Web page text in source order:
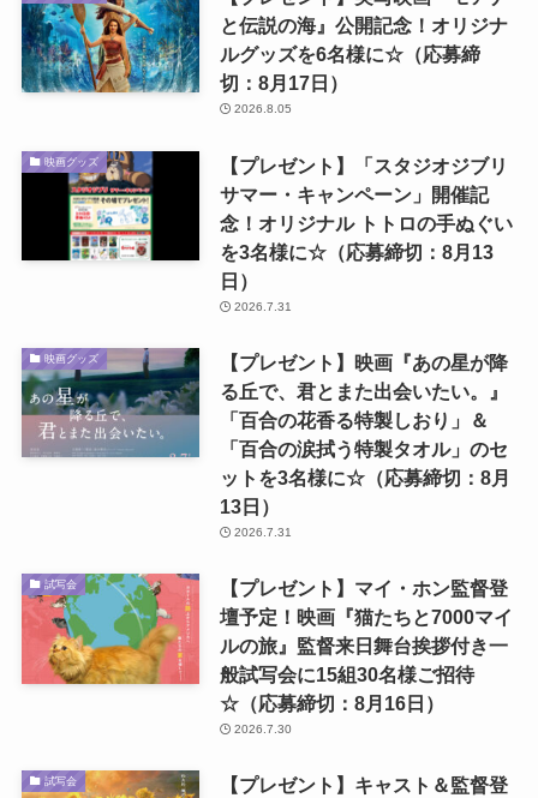
と伝説の海』公開記念！オリジナ
ルグッズを6名様に☆（応募締
切：8月17日）
2026.8.05
映画グッズ
【プレゼント】「スタジオジブリ
サマー・キャンペーン」開催記
念！オリジナル トトロの手ぬぐい
を3名様に☆（応募締切：8月13
日）
2026.7.31
映画グッズ
【プレゼント】映画『あの星が降
る丘で、君とまた出会いたい。』
「百合の花香る特製しおり」＆
「百合の涙拭う特製タオル」のセ
ットを3名様に☆（応募締切：8月
13日）
2026.7.31
試写会
【プレゼント】マイ・ホン監督登
壇予定！映画『猫たちと7000マイ
ルの旅』監督来日舞台挨拶付き一
般試写会に15組30名様ご招待
☆（応募締切：8月16日）
2026.7.30
試写会
【プレゼント】キャスト＆監督登